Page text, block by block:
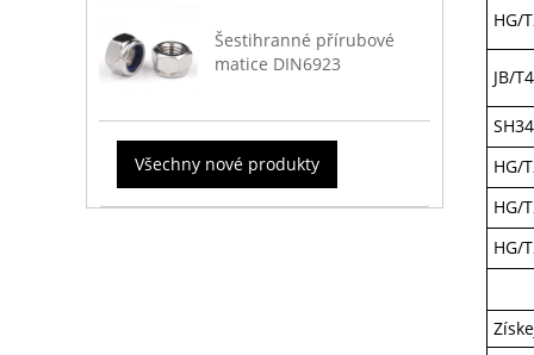
Šestihranné přírubové
matice DIN6923
Všechny nové produkty
HG/
JB/
HG/
HG/
HG/